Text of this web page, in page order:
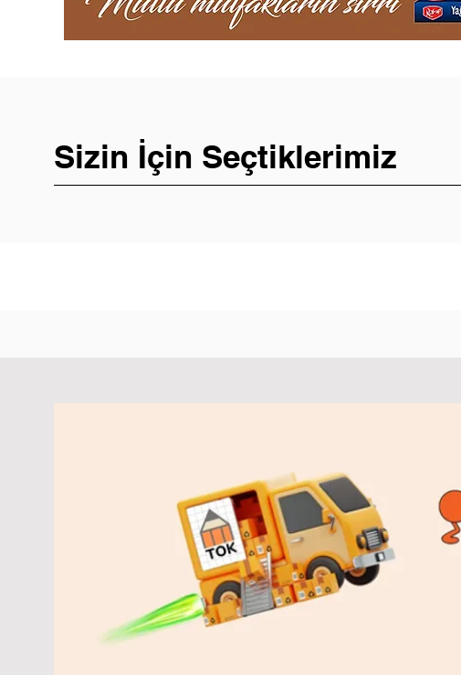
Sizin İçin Seçtiklerimiz